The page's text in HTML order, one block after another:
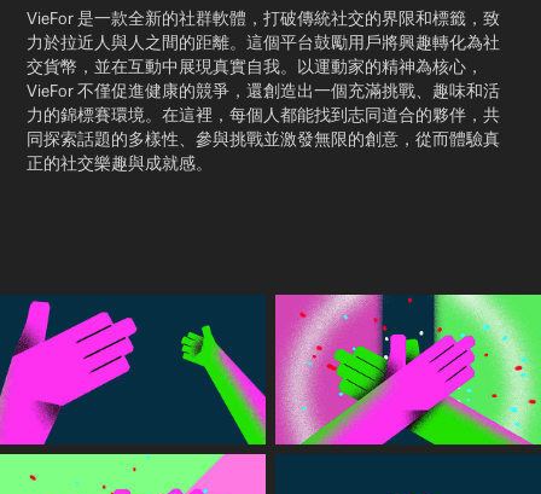
VieFor 是一款全新的社群軟體，打破傳統社交的界限和標籤，致
力於拉近人與人之間的距離。這個平台鼓勵用戶將興趣轉化為社
交貨幣，並在互動中展現真實自我。以運動家的精神為核心，
VieFor 不僅促進健康的競爭，還創造出一個充滿挑戰、趣味和活
力的錦標賽環境。在這裡，每個人都能找到志同道合的夥伴，共
同探索話題的多樣性、參與挑戰並激發無限的創意，從而體驗真
正的社交樂趣與成就感。